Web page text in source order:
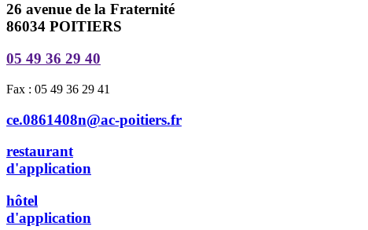
26 avenue de la Fraternité
86034 POITIERS
05 49 36 29 40
Fax : 05 49 36 29 41
ce.0861408n@ac-poitiers.fr
restaurant
d'application
hôtel
d'application